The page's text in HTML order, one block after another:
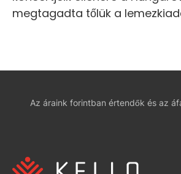
megtagadta tőlük a
Az áraink forintban értendők és az